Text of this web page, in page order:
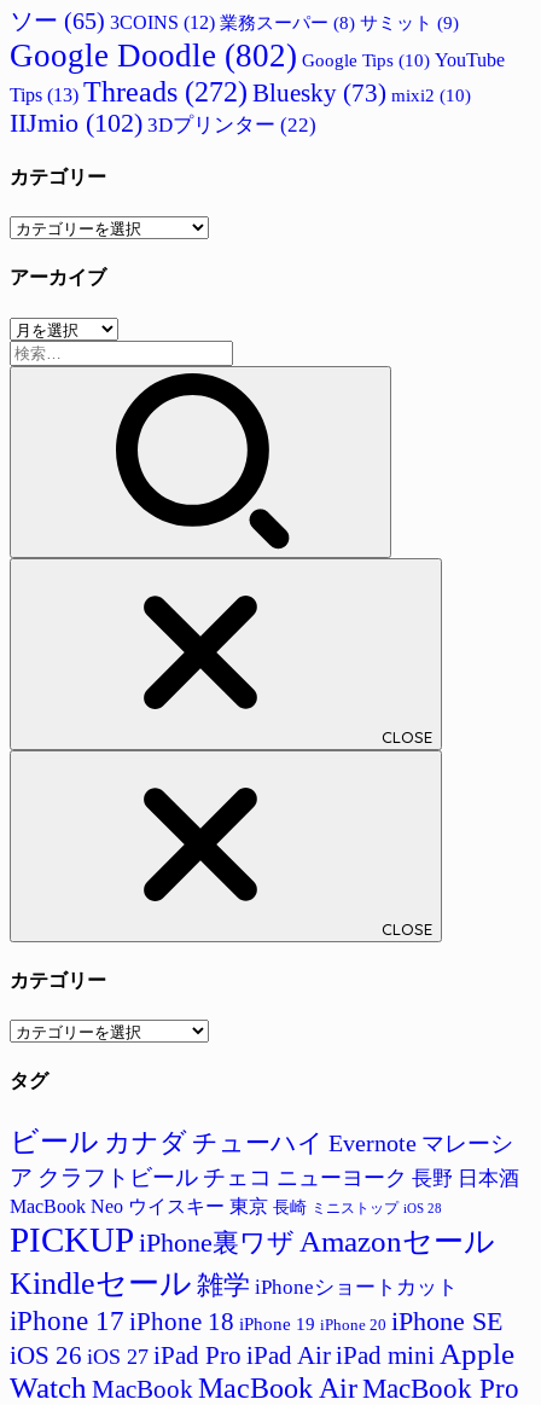
ソー (65) 3COINS (12) 業務スーパー (8) サミット (9)
Google Doodle (802) Google Tips (10) YouTube
Tips (13) Threads (272) Bluesky (73) mixi2 (10)
IIJmio (102) 3Dプリンター (22)
カテゴリー
カ
ゴ
ー
アーカイブ
ア
ー
検
索:
CLOSE
CLOSE
カテゴリー
カ
ゴ
ー
タグ
ビール カナダ チューハイ Evernote マレーシ
ア クラフトビール チェコ ニューヨーク 長野 日本酒
MacBook Neo ウイスキー 東京 長崎 ミニストップ iOS 28
PICKUP iPhone裏ワザ Amazonセール
Kindleセール 雑学 iPhoneショートカット
iPhone 17 iPhone 18 iPhone 19 iPhone 20 iPhone SE
iOS 26 iOS 27 iPad Pro iPad AiriPad mini Apple
Watch MacBook MacBook AirMacBook Pro